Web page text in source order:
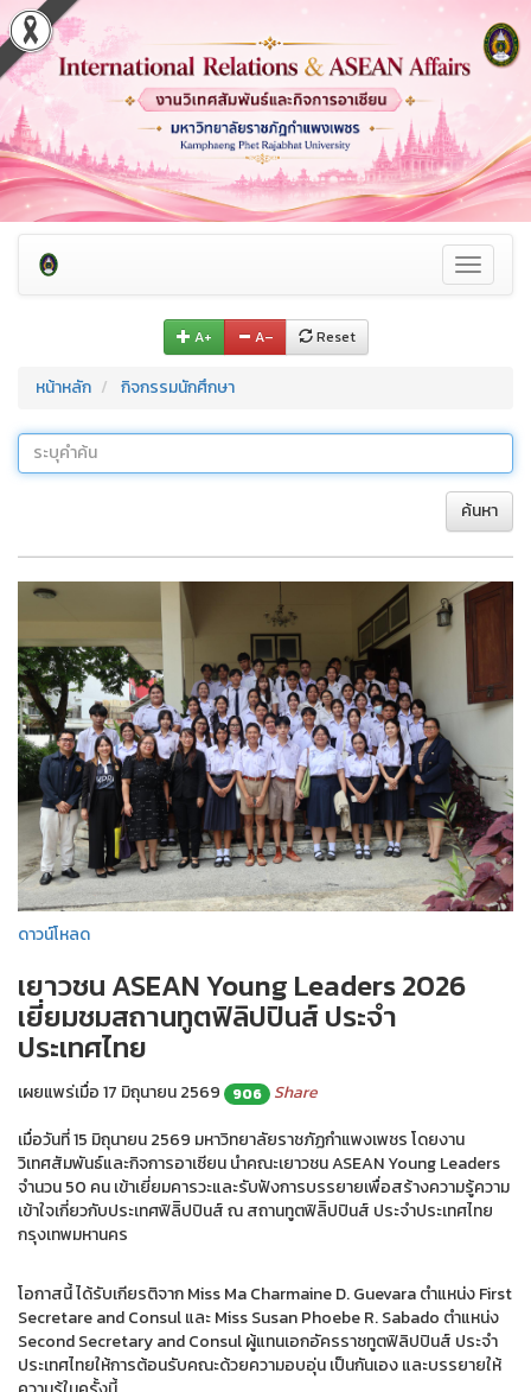
Toggle
A+ A– Reset
หน้าหลัก กิจกรรมนักศึกษา
ค้นหา
ดาวน์โหลด
เยาวชน ASEAN Young Leaders 2026
เยี่ยมชมสถานทูตฟิลิปปินส์ ประจำ
ประเทศไทย
เผยแพร่เมื่อ 17 มิถุนายน 2569 906
Share
เมื่อวันที่ 15 มิถุนายน 2569 มหาวิทยาลัยราชภัฏกำแพงเพชร โดยงาน
วิเทศสัมพันธ์และกิจการอาเซียน นำคณะเยาวชน ASEAN Young Leaders
จำนวน 50 คน เข้าเยี่ยมคารวะและรับฟังการบรรยายเพื่อสร้างความรู้ความ
เข้าใจเกี่ยวกับประเทศฟิลิิปปินส์ ณ สถานทูตฟิลิิปปินส์ ประจำประเทศไทย
กรุงเทพมหานคร
โอกาสนี้ ได้รับเกียรติจาก Miss Ma Charmaine D. Guevara ตำแหน่ง First
Secretare and Consul และ Miss Susan Phoebe R. Sabado ตำแหน่ง
Second Secretary and Consul ผู้แทนเอกอัครราชทูตฟิลิปปินส์ ประจำ
ประเทศไทยให้การต้อนรับคณะด้วยความอบอุ่น เป็นกันเอง และบรรยายให้